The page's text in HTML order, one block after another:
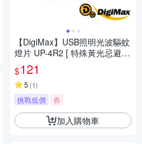
【DigiMax】USB照明光波驅蚊
燈片 UP-4R2 [ 特殊黃光忌避蚊
蟲 ] [ 極簡易操作方便維護 ] [ 可
供緊急照明或閱讀燈使用 ]
$121
5 (1)
挑戰低價 券
加入購物車